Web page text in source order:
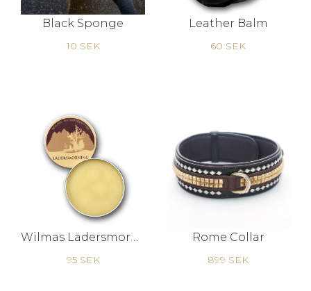
Black Sponge
10 SEK
Leather Balm
60 SEK
Wilmas Lädersmorning
95 SEK
Rome Collar
899 SEK